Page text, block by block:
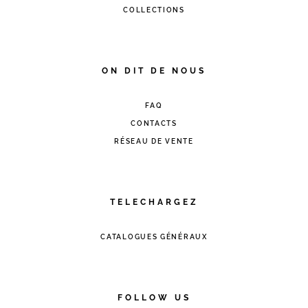
COLLECTIONS
ON DIT DE NOUS
FAQ
CONTACTS
RÉSEAU DE VENTE
TELECHARGEZ
CATALOGUES GÉNÉRAUX
FOLLOW US